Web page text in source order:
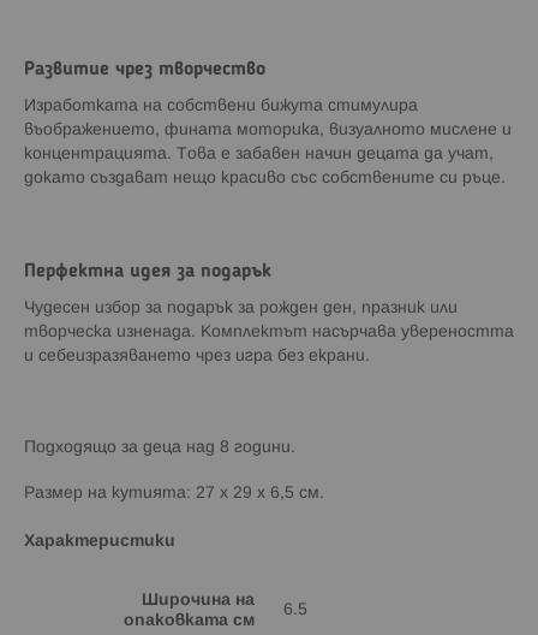
Развитие чрез творчество
Изработката на собствени бижута стимулира
въображението, фината моторика, визуалното мислене и
концентрацията. Това е забавен начин децата да учат,
докато създават нещо красиво със собствените си ръце.
Перфектна идея за подарък
Чудесен избор за подарък за рожден ден, празник или
творческа изненада. Комплектът насърчава увереността
и себеизразяването чрез игра без екрани.
Подходящо за деца над 8 години.
Размер на кутията: 27 х 29 х 6,5 см.
Характеристики
Широчина на
опаковката см
6.5